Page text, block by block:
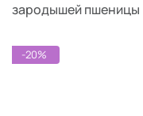
зародышей пшеницы
-20%